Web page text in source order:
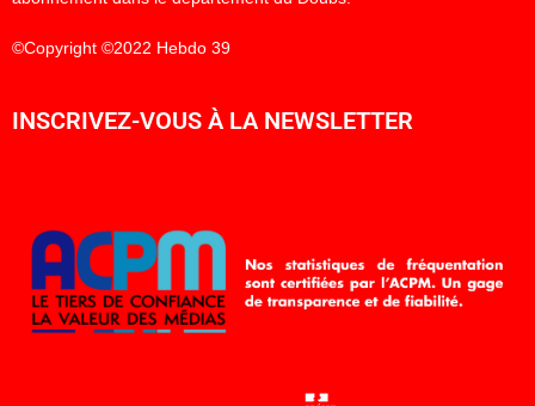
©Copyright ©2022 Hebdo 39
INSCRIVEZ-VOUS À LA NEWSLETTER